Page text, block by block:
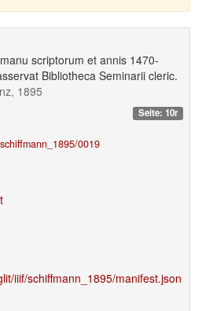
scriptorum et annis 1470-
Bibliotheca Seminarii cleric.
1895
Seite: 10r
0019
iiif/schiffmann_1895/manifest.json